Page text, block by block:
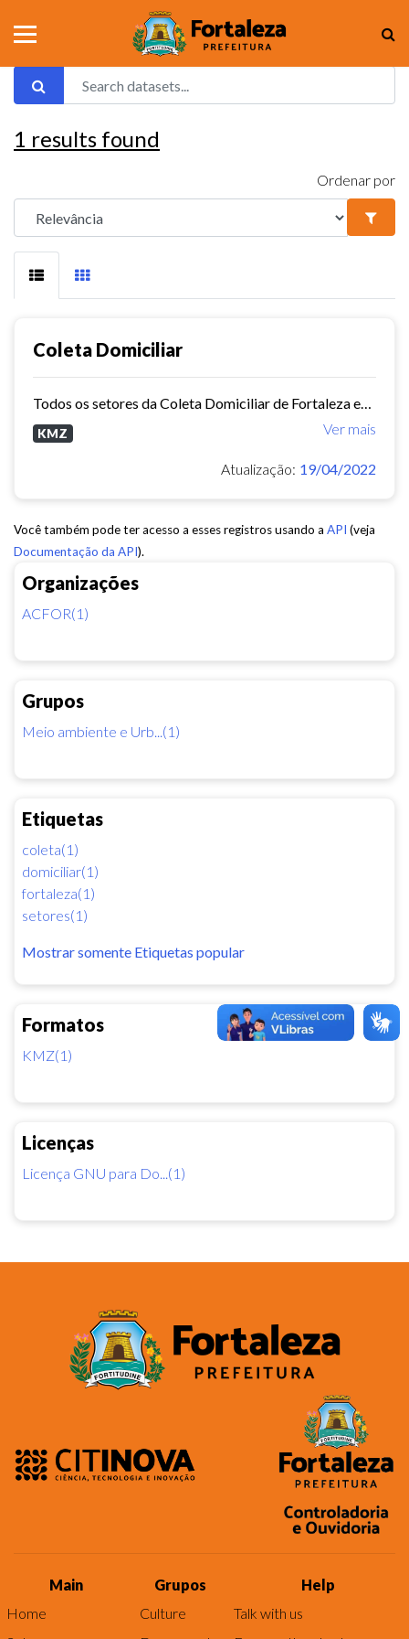
Organizações
ACFOR(1)
Grupos
Meio ambiente e Urb...(1)
Etiquetas
coleta(1)
domiciliar(1)
fortaleza(1)
setores(1)
Mostrar somente Etiquetas popular
Formatos
KMZ(1)
Licenças
Licença GNU para Do...(1)
1 results found
Ordenar por
Coleta Domiciliar
Ver mais
KMZ
Atualização: 19/04/2022
Você também pode ter acesso a esses registros usando a API (veja
Documentação da API).
Main
Home
Grupos
Culture
Help
Talk with us